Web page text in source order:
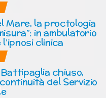
Mare, la proctologia
in ambulatorio
clinica
chiuso,
del Servizio